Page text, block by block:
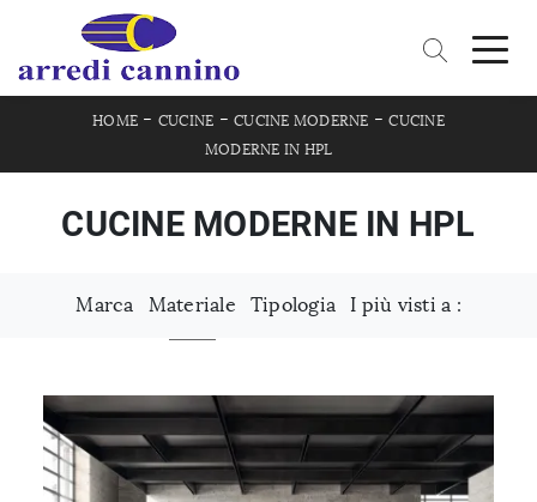
HOME - CUCINE -CUCINE MODERNE -CUCINE
MODERNE IN HPL
CUCINE MODERNE IN HPL
Marca Materiale Tipologia I più visti a :